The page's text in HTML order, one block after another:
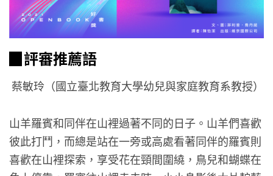
▉評審推薦語
蔡敏玲（國立臺北教育大學幼兒與家庭教育系教授）
山羊羅賓和同伴在山裡過著不同的日子。山羊們喜歡
彼此打鬥，而總是站在一旁或高處看著同伴的羅賓則
喜歡在山裡探索，享受花在頸間圍繞，鳥兒和蝴蝶在